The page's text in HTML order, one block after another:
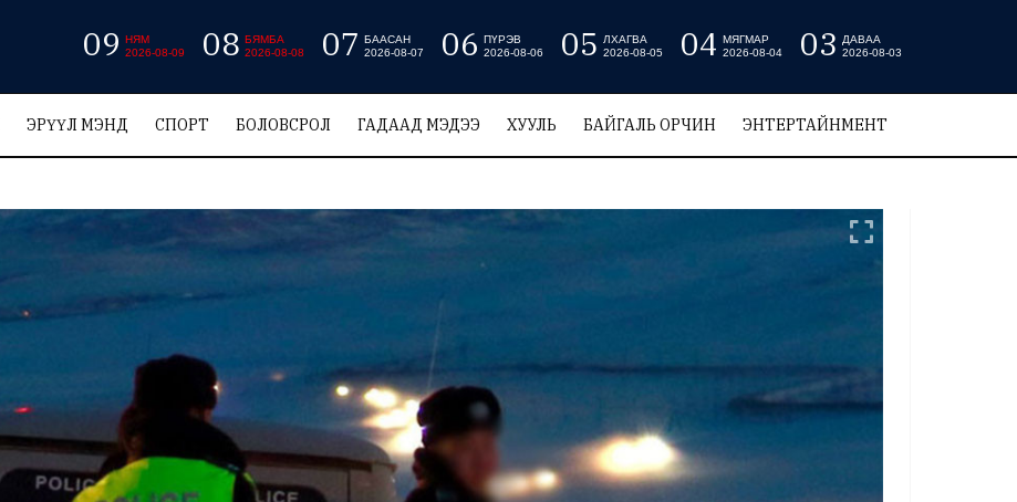
09 НЯМ
2026-08-09
08 БЯМБА
2026-08-08
07 БААСАН
2026-08-07
06 ПҮРЭВ
2026-08-06
05
ЛХАГВА
2026-08-05
04 МЯГМАР
2026-08-04
03
ДАВАА
2026-08-03
ЭРҮҮЛ МЭНД СПОРТ БОЛОВСРОЛ ГАДААД МЭДЭЭ ХУУЛЬ БАЙГАЛЬ ОРЧИН ЭНТЕРТАЙНМЕНТ